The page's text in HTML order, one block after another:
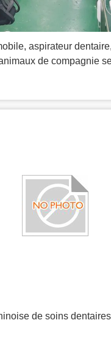
aspirateur
de compagnie
de soins